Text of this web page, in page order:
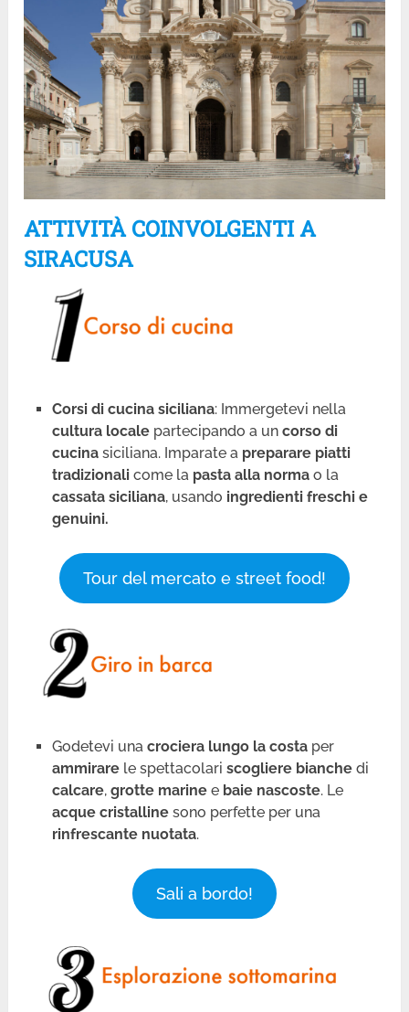
ATTIVITÀ COINVOLGENTI A
SIRACUSA
Corsi di cucina siciliana: Immergetevi nella
cultura localepartecipando a un corso di
cucina siciliana. Imparate a preparare piatti
tradizionali come la pasta alla normao la
cassata siciliana, usando ingredienti freschi e
genuini.
Tour del mercato e street food!
Godetevi una crociera lungo la costaper
ammirarele spettacolari scogliere bianchedi
calcare, grotte marinee baie nascoste. Le
acque cristallinesono perfette per una
rinfrescante nuotata.
Sali a bordo!